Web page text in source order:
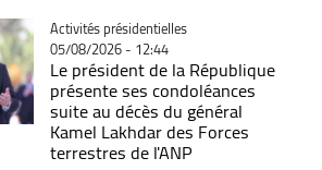
Catégorie
Activités présidentielles
05/08/2026 - 12:44
Le président de la République
présente ses condoléances
suite au décès du général
Kamel Lakhdar des Forces
terrestres de l'ANP